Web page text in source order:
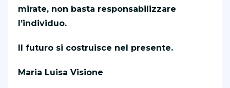
mirate, non basta responsabilizzare
l’individuo.
Il futuro si costruisce nel presente.
Maria Luisa Visione